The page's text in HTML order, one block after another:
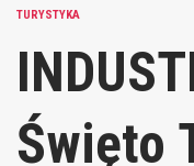
TURYSTYKA
Święto